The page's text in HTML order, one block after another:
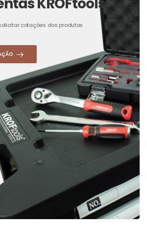
KROFtools
cotações dos produtos